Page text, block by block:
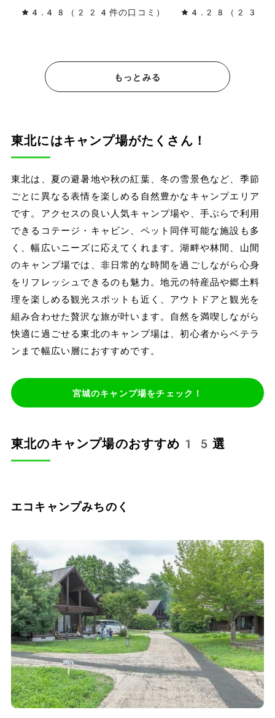
4.48（224件の口コミ）
4.28（230件
もっとみる
東北にはキャンプ場がたくさん！
東北は、夏の避暑地や秋の紅葉、冬の雪景色など、季節
ごとに異なる表情を楽しめる自然豊かなキャンプエリア
です。アクセスの良い人気キャンプ場や、手ぶらで利用
できるコテージ・キャビン、ペット同伴可能な施設も多
く、幅広いニーズに応えてくれます。湖畔や林間、山間
のキャンプ場では、非日常的な時間を過ごしながら心身
をリフレッシュできるのも魅力。地元の特産品や郷土料
理を楽しめる観光スポットも近く、アウトドアと観光を
組み合わせた贅沢な旅が叶います。自然を満喫しながら
快適に過ごせる東北のキャンプ場は、初心者からベテラ
ンまで幅広い層におすすめです。
宮城のキャンプ場をチェック！
東北のキャンプ場のおすすめ15選
エコキャンプみちのく